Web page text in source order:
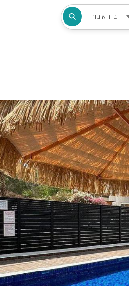
בחר איבזור
פינת מנגל
להשכרה
סאונה
קריוקי
גקוזי
שולחן סנוקר
פלייסטיישן
Xbox
ארוחת בוקר
שולחן פוקר